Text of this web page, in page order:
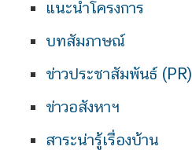
แนะนำโครงการ
บทสัมภาษณ์
ข่าวประชาสัมพันธ์ (PR)
ข่าวอสังหาฯ
สาระน่ารู้เรื่องบ้าน